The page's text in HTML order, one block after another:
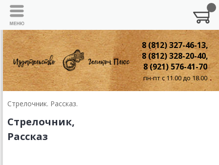
8 (812) 327-46-13,
8 (812) 328-20-40,
8 (921) 576-41-70
пн-пт с 11.00 до 18.00
Стрелочник. Рассказ.
Стрелочник,
Рассказ